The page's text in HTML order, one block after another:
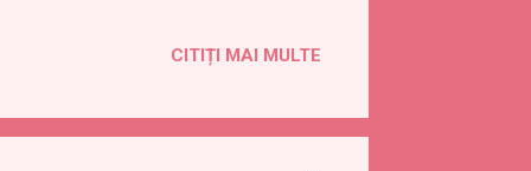
este un cadou pentru toți și este
08/vindecarea-lunara-la-
CITIȚI MAI MULTE